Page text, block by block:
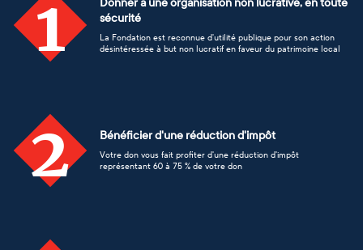
1
sécurité
La Fondation est reconnue d'utilité publique pour son action
désintéressée à but non lucratif en faveur du patrimoine local
2 Bénéficier d'une réduction d'impôt
Votre don vous fait profiter d'une réduction d'impôt
représentant 60 à 75 % de votre don